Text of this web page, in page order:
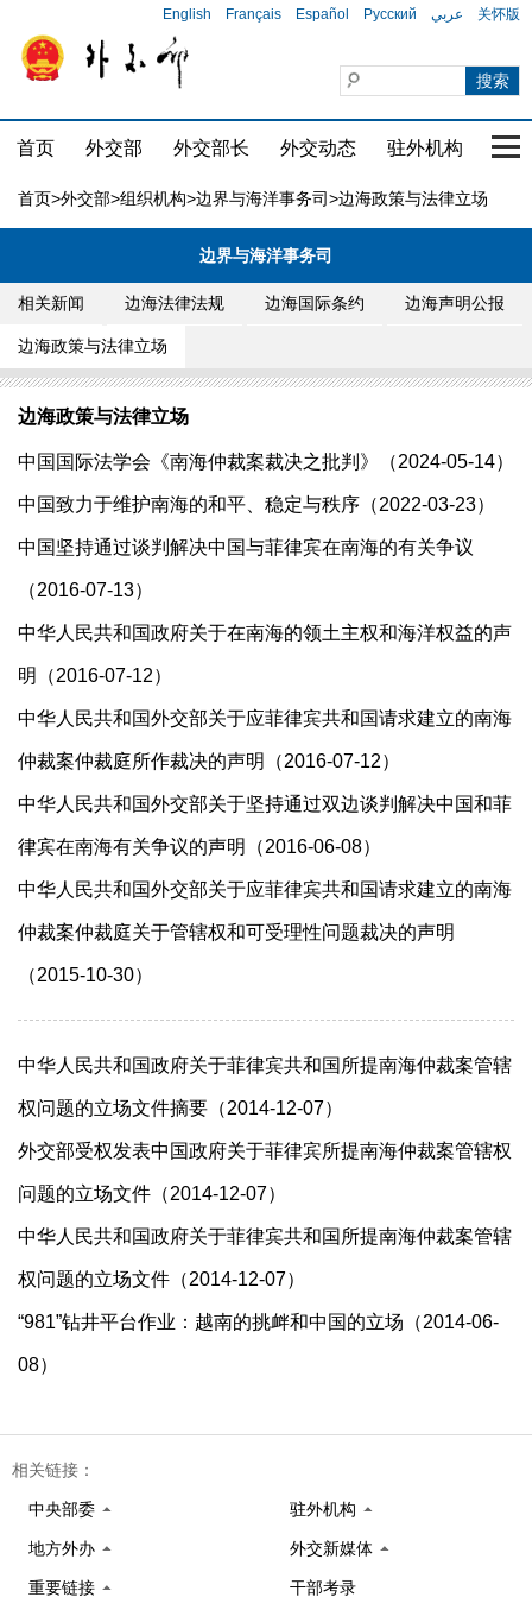
English Français Español Русский عربي 关怀版
首页 外交部 外交部长 外交动态 驻外机构 国
首页>外交部>组织机构>边界与海洋事务司>边海政策与法律立场
边界与海洋事务司
相关新闻 边海法律法规 边海国际条约 边海声明公报
边海政策与法律立场
边海政策与法律立场
中国国际法学会《南海仲裁案裁决之批判》（2024-05-14）
中国致力于维护南海的和平、稳定与秩序（2022-03-23）
中国坚持通过谈判解决中国与菲律宾在南海的有关争议
（2016-07-13）
中华人民共和国政府关于在南海的领土主权和海洋权益的声
明（2016-07-12）
中华人民共和国外交部关于应菲律宾共和国请求建立的南海
仲裁案仲裁庭所作裁决的声明（2016-07-12）
中华人民共和国外交部关于坚持通过双边谈判解决中国和菲
律宾在南海有关争议的声明（2016-06-08）
中华人民共和国外交部关于应菲律宾共和国请求建立的南海
仲裁案仲裁庭关于管辖权和可受理性问题裁决的声明
（2015-10-30）
中华人民共和国政府关于菲律宾共和国所提南海仲裁案管辖
权问题的立场文件摘要（2014-12-07）
外交部受权发表中国政府关于菲律宾所提南海仲裁案管辖权
问题的立场文件（2014-12-07）
中华人民共和国政府关于菲律宾共和国所提南海仲裁案管辖
权问题的立场文件（2014-12-07）
“981”钻井平台作业：越南的挑衅和中国的立场（2014-06-
08）
相关链接：
中央部委 驻外机构
地方外办 外交新媒体
重要链接 干部考录